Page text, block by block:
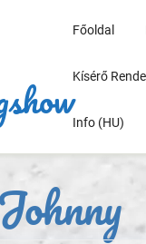
Főoldal
Kísérő
Info (HU)
Johnny